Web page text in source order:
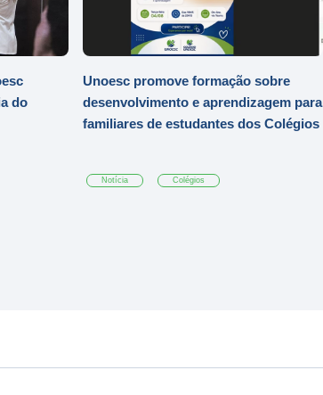
do
Unoesc promove formação sobre
desenvolvimento e aprendizagem para
familiares de estudantes dos Colégios
Notícia Colégios